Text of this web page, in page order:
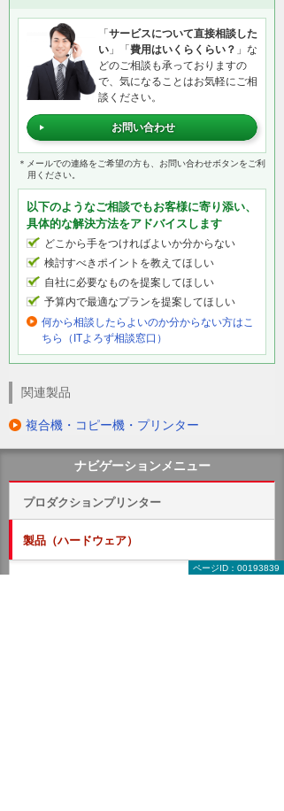
「 サービスについて直接相談した
い 」「 費用はいくらくらい？ 」な
どのご相談も承っておりますの
で、気になることはお気軽にご相
談ください。
お問い合わせ
＊メールでの連絡をご希望の方も、お問い合わせボタンをご利
用ください。
以下のようなご相談でもお客様に寄り添い、
具体的な解決方法をアドバイスします
どこから手をつければよいか分からない
検討すべきポイントを教えてほしい
自社に必要なものを提案してほしい
予算内で最適なプランを提案してほしい
何から相談したらよいのか分からない方はこ
ちら（ITよろず相談窓口）
関連製品
複合機・コピー機・プリンター
ページID：00193839
ナビゲーションメニュー
プロダクションプリンター
製品（ハードウェア）